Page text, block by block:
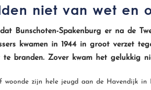
niet van wet en
Bunschoten-Spakenburg er na de
kwamen in 1944 in groot verzet
branden. Zover kwam het gelukkig
woonde zijn hele jeugd aan de Havendijk in